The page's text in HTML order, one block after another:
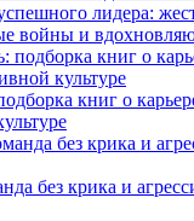
лидера:
войны и
книг о
без крика и